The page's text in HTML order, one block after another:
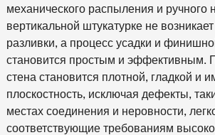
механического распыления и ручного
вертикальной штукатурке не
разливки, а процесс усадки и
становится простым и эффективным.
стена становится плотной, гладкой и
плоскостность, исключая дефекты,
местах соединения и неровности,
соответствующие требованиям